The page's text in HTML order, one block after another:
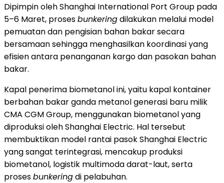
Dipimpin oleh Shanghai International Port Group pada
5–6 Maret, prosesbunkeringdilakukan melalui model
pemuatan dan pengisian bahan bakar secara
bersamaan sehingga menghasilkan koordinasi yang
efisien antara penanganan kargo dan pasokan bahan
bakar.
Kapal penerima biometanol ini, yaitu kapal kontainer
berbahan bakar ganda metanol generasi baru milik
CMA CGM Group, menggunakan biometanol yang
diproduksi oleh Shanghai Electric. Hal tersebut
membuktikan model rantai pasok Shanghai Electric
yang sangat terintegrasi, mencakup produksi
biometanol, logistik multimoda darat-laut, serta
prosesbunkeringdi pelabuhan.